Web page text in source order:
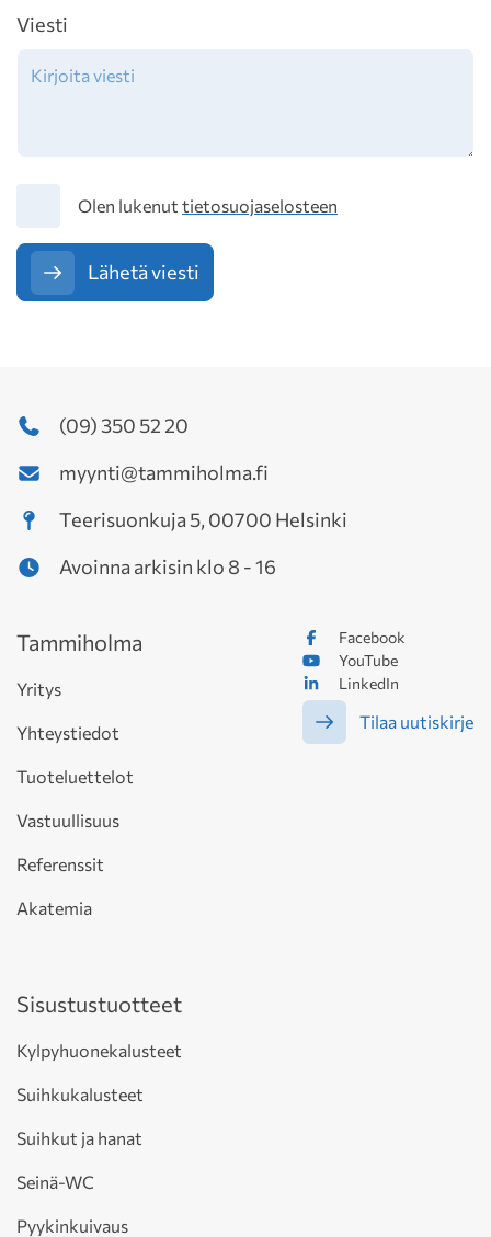
Viesti
TietosuojaOlen lukenut tietosuojaselosteen
Lähetä viesti
(09) 350 52 20
myynti@tammiholma.fi
Teerisuonkuja 5, 00700 Helsinki
Avoinna arkisin klo 8 - 16
Facebook
YouTube
LinkedIn
Tilaa uutiskirje
Tammiholma
Yritys
Yhteystiedot
Tuoteluettelot
Vastuullisuus
Referenssit
Akatemia
Sisustustuotteet
Kylpyhuonekalusteet
Suihkukalusteet
Suihkut ja hanat
Seinä-WC
Pyykinkuivaus